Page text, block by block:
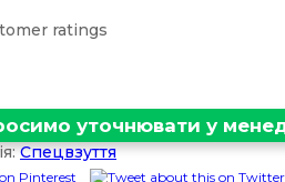
ratings
уточнювати у
Спецвзуття